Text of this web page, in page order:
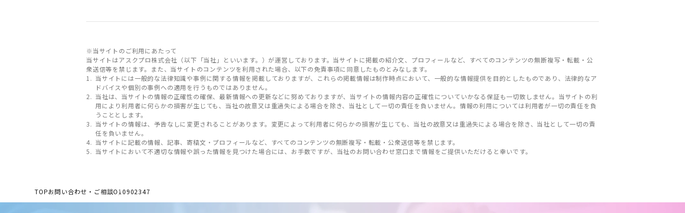
※当サイトのご利用にあたって
当サイトはアスクプロ株式会社（以下「当社」といいます。）が運営しております。当サイトに掲載の紹介文、プロフィールなど、すべてのコンテンツの無断複写・転載・公
衆送信等を禁じます。また、当サイトのコンテンツを利用された場合、以下の免責事項に同意したものとみなします。
当サイトには一般的な法律知識や事例に関する情報を掲載しておりますが、これらの掲載情報は制作時点において、一般的な情報提供を目的としたものであり、法律的なア
ドバイスや個別の事例への適用を行うものではありません。
当社は、当サイトの情報の正確性の確保、最新情報への更新などに努めておりますが、当サイトの情報内容の正確性についていかなる保証も一切致しません。当サイトの利
用により利用者に何らかの損害が生じても、当社の故意又は重過失による場合を除き、当社として一切の責任を負いません。情報の利用については利用者が一切の責任を負
うこととします。
当サイトの情報は、予告なしに変更されることがあります。変更によって利用者に何らかの損害が生じても、当社の故意又は重過失による場合を除き、当社として一切の責
任を負いません。
当サイトに記載の情報、記事、寄稿文・プロフィールなど、すべてのコンテンツの無断複写・転載・公衆送信等を禁じます。
当サイトにおいて不適切な情報や誤った情報を見つけた場合には、お手数ですが、当社のお問い合わせ窓口まで情報をご提供いただけると幸いです。
TOPお問い合わせ・ご相談O10902347